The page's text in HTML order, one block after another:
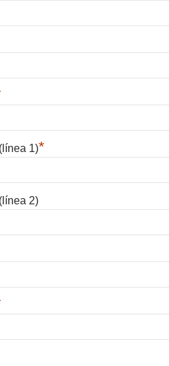
1)*
2)